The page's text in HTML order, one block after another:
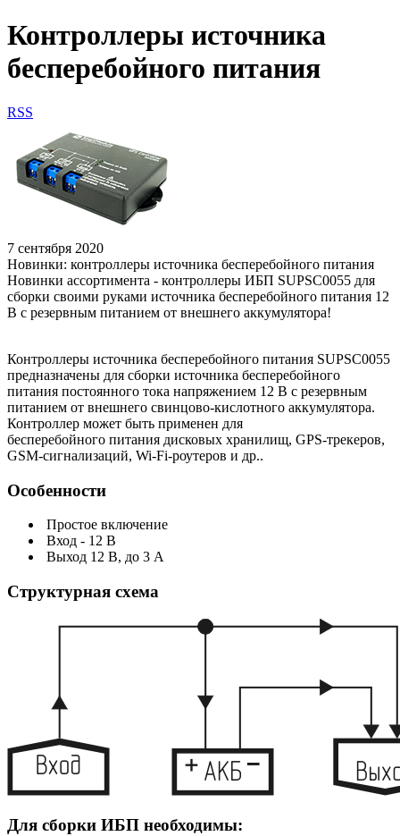
Контроллеры источника
бесперебойного питания
RSS
7 сентября 2020
Новинки: контроллеры источника бесперебойного питания
Новинки ассортимента - контроллеры ИБП SUPSC0055 для
сборки своими руками источника бесперебойного питания 12
В c резервным питанием от внешнего аккумулятора!
Контроллеры источника бесперебойного питания SUPSC0055
предназначены для сборки источника бесперебойного
питания постоянного тока напряжением 12 В c резервным
питанием от внешнего свинцово-кислотного аккумулятора.
Контроллер может быть применен для
бесперебойного питания дисковых хранилищ, GPS-трекеров,
GSM-сигнализаций, Wi-Fi-роутеров и др..
Особенности
Простое включение
Вход - 12 В
Выход 12 В, до 3 А
Структурная схема
Для сборки ИБП необходимы: